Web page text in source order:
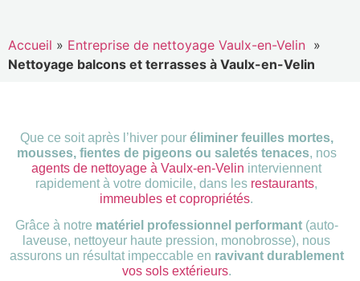
Accueil » Entreprise de nettoyage Vaulx-en-Velin »
Nettoyage balcons et terrasses à Vaulx-en-Velin
Que ce soit après l’hiver pour éliminer feuilles mortes,
mousses, fientes de pigeons ou saletés tenaces, nos
agents de nettoyage à Vaulx-en-Velin interviennent
rapidement à votre domicile, dans les restaurants,
immeubles et copropriétés.
Grâce à notre matériel professionnel performant(auto-
laveuse, nettoyeur haute pression, monobrosse), nous
assurons un résultat impeccable en ravivant durablement
vos sols extérieurs.